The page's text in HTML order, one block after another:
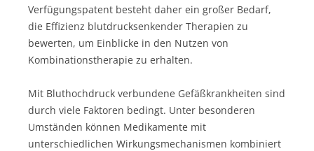
Verfügungspatent besteht daher ein großer Bedarf,
die Effizienz blutdrucksenkender Therapien zu
bewerten, um Einblicke in den Nutzen von
Kombinationstherapie zu erhalten.
Mit Bluthochdruck verbundene Gefäßkrankheiten sind
durch viele Faktoren bedingt. Unter besonderen
Umständen können Medikamente mit
unterschiedlichen Wirkungsmechanismen kombiniert